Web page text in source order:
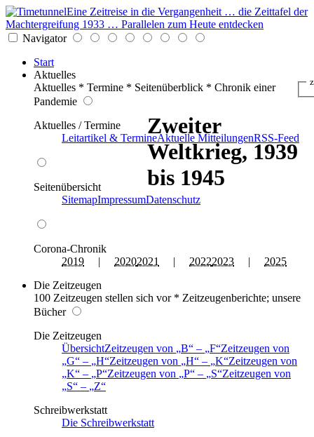
Eine Zeitreise in die Vergangenheit … die Zeittafel der
Machtergreifung 1933 … Parallelen zum Heute entdecken
Navigator
Start
Aktuelles
Aktuelles * Termine * Seitenüberblick * Chronik einer
Pandemie
Aktuelles / Termine
Leitartikel & TermineAktuelle MitteilungenRSS-Feed
Seitenübersicht
SitemapImpressumDatenschutz
Corona-Chronik
2019 | 20202021 | 20222023 | 2025
Die Zeitzeugen
100 Zeitzeugen stellen sich vor * Zeitzeugenberichte; unsere
Bücher
Die Zeitzeugen
ÜbersichtZeitzeugen von B – F Zeitzeugen von
G
– H Zeitzeugen von H – K Zeitzeugen von
K
– P Zeitzeugen von P – S Zeitzeugen von
S
–
Z
Schreibwerkstatt
Die Schreibwerkstatt
Zweiter
Weltkrieg, 1939
bis 1945